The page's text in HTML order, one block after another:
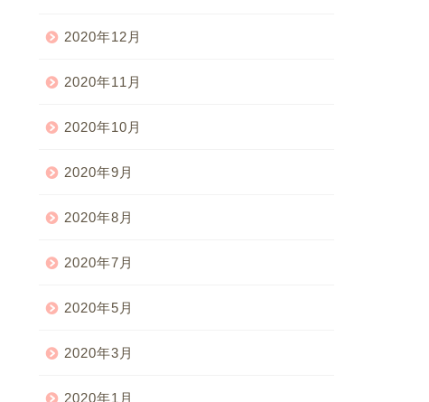
2020年12月
2020年11月
2020年10月
2020年9月
2020年8月
2020年7月
2020年5月
2020年3月
2020年1月